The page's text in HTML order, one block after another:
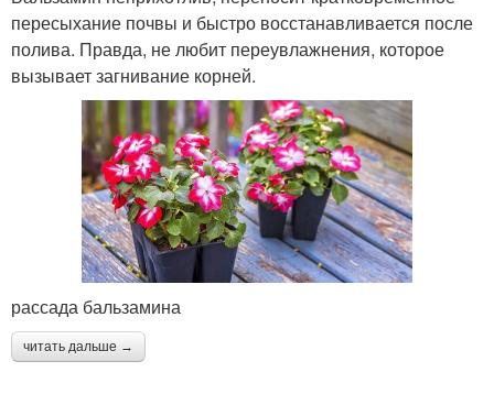
Температурные
условия
домашних условиях
Последующий уход Условия за цветком
Уход за рассадой
пересыхание почвы и быстро восстанавливается после
полива. Правда, не любит переувлажнения, которое
вызывает загнивание корней.
рассада бальзамина
читать дальше →